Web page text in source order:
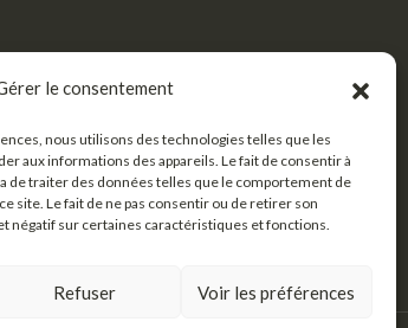
le consentement
nous utilisons des technologies telles que les
aux informations des appareils. Le fait de consentir à
de traiter des données telles que le comportement de
site. Le fait de ne pas consentir ou de retirer son
négatif sur certaines caractéristiques et fonctions.
Refuser Voir les préférences